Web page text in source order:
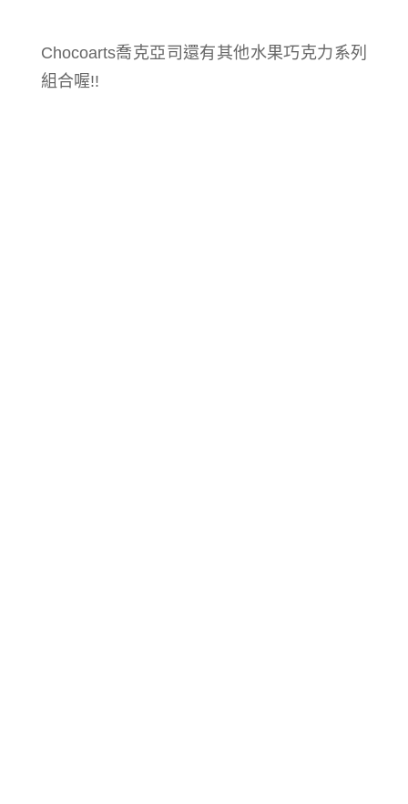
Chocoarts喬克亞司還有其他水果巧克力系列
組合喔!!